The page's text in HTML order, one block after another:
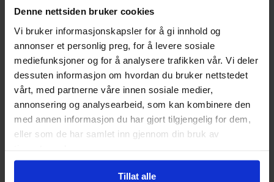
Denne nettsiden bruker cookies
Vi bruker informasjonskapsler for å gi innhold og
annonser et personlig preg, for å levere sosiale
mediefunksjoner og for å analysere trafikken vår. Vi deler
dessuten informasjon om hvordan du bruker nettstedet
vårt, med partnerne våre innen sosiale medier,
annonsering og analysearbeid, som kan kombinere den
med annen informasjon du har gjort tilgjengelig for dem,
eller som de har samlet inn gjennom din bruk av
Tillat alle
Vekt (Kg) :
0.227000
Opprinnelsesland :
USA
Format
Paperback
Serie
Gravity Falls
Forfattere
Disney
Sjanger
Action og Eventyr,Humor,
Krim og Mysterierog